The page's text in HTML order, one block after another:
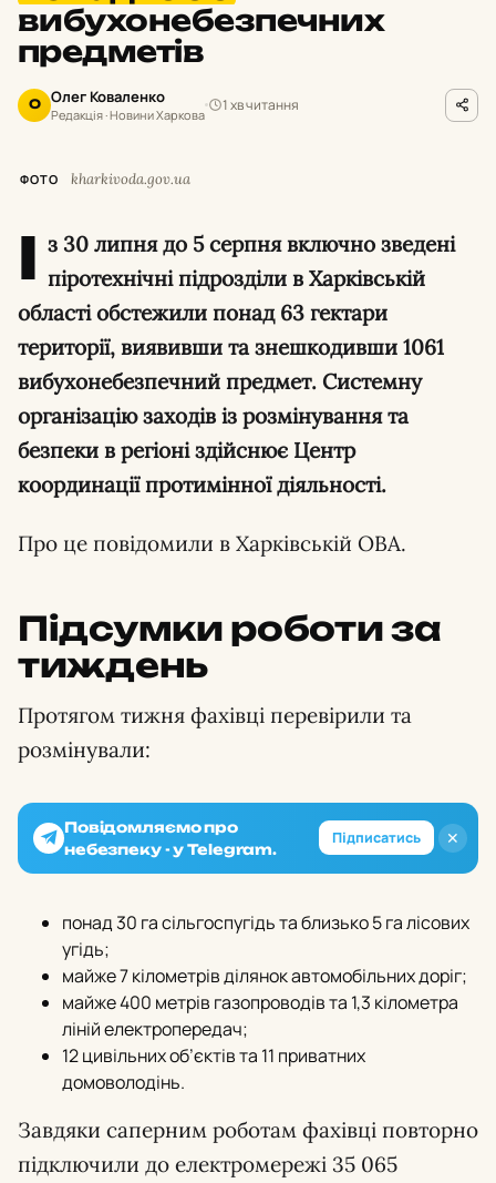
вибухонебезпечних
предметів
О Олег Коваленко
Редакція · Новини Харкова
1 хв читання
ФОТО kharkivoda.gov.ua
І з 30 липня до 5 серпня включно зведені
піротехнічні підрозділи в Харківській
області обстежили понад 63 гектари
території, виявивши та знешкодивши 1061
вибухонебезпечний предмет. Системну
організацію заходів із розмінування та
безпеки в регіоні здійснює Центр
координації протимінної діяльності.
Про це повідомили в Харківській ОВА.
Підсумки роботи за
тиждень
Протягом тижня фахівці перевірили та
розмінували:
✕
Повідомляємо про
небезпеку - у Telegram.
Підписатись
понад 30 га сільгоспугідь та близько 5 га лісових
угідь;
майже 7 кілометрів ділянок автомобільних доріг;
майже 400 метрів газопроводів та 1,3 кілометра
ліній електропередач;
12 цивільних об’єктів та 11 приватних
домоволодінь.
Завдяки саперним роботам фахівці повторно
підключили до електромережі 35 065